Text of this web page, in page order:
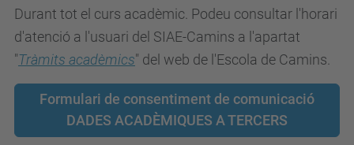
Durant tot el curs acadèmic. Podeu consultar l'horari
d'atenció a l'usuari del SIAE-Camins a l'apartat
"Tràmits acadèmics" del web de l'Escola de Camins.
Formulari de consentiment de comunicació
DADES ACADÈMIQUES A TERCERS